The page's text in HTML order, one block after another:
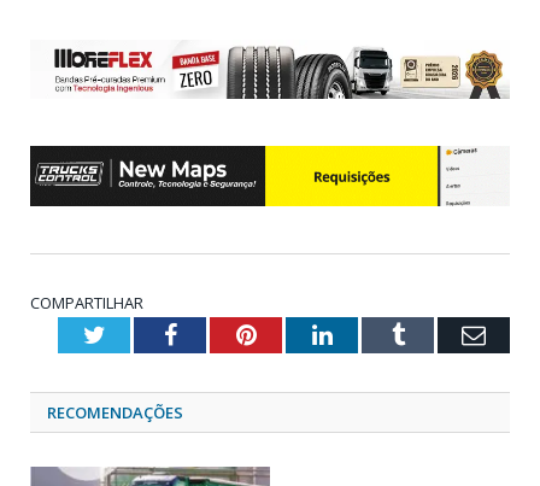
COMPARTILHAR
TwitterFacebookPinterestLinkedInTumblr
RECOMENDAÇÕES